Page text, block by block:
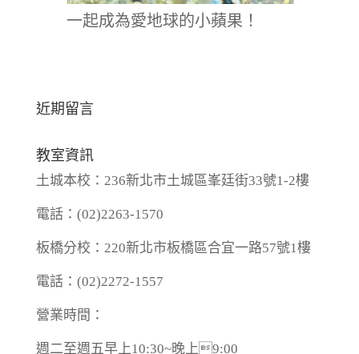
一起成為愛地球的小蘋果！
近期留言
教室資訊
土城本校：236新北市土城區峯廷街33號1-2樓
電話：(02)2263-1570
板橋分校：220新北市板橋區合宜一路57號1樓
電話：(02)2272-1557
營業時間：
週二至週五早上10:30~晚上9:00